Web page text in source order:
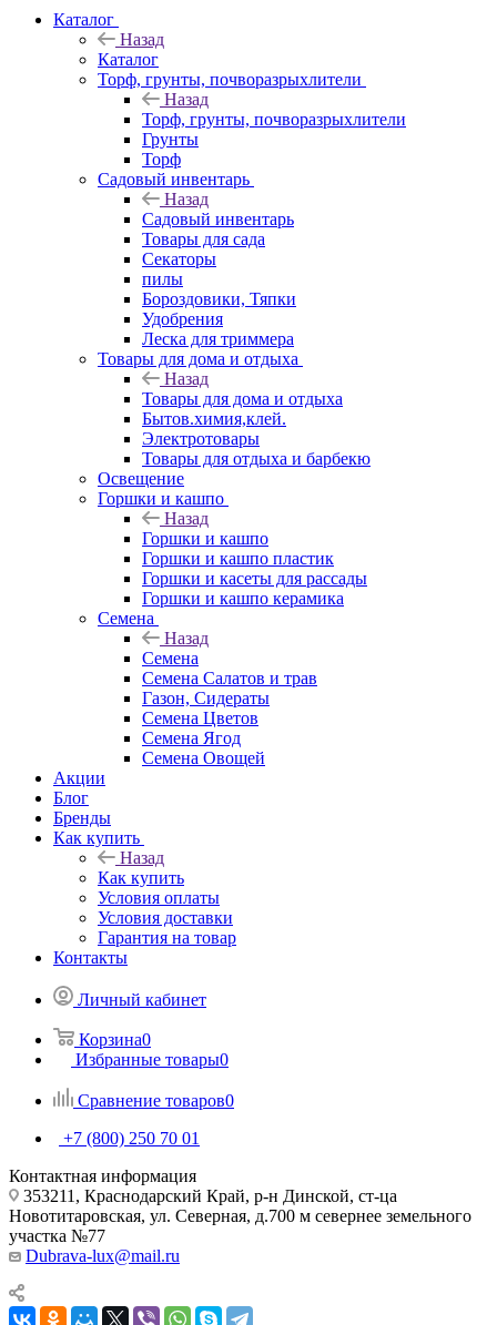
Каталог
Назад
Каталог
Торф, грунты, почворазрыхлители
Назад
Торф, грунты, почворазрыхлители
Грунты
Торф
Садовый инвентарь
Назад
Садовый инвентарь
Товары для сада
Секаторы
пилы
Бороздовики, Тяпки
Удобрения
Леска для триммера
Товары для дома и отдыха
Назад
Товары для дома и отдыха
Бытов.химия,клей.
Электротовары
Товары для отдыха и барбекю
Освещение
Горшки и кашпо
Назад
Горшки и кашпо
Горшки и кашпо пластик
Горшки и касеты для рассады
Горшки и кашпо керамика
Семена
Назад
Семена
Семена Салатов и трав
Газон, Сидераты
Семена Цветов
Семена Ягод
Семена Овощей
Акции
Блог
Бренды
Как купить
Назад
Как купить
Условия оплаты
Условия доставки
Гарантия на товар
Контакты
Личный кабинет
Корзина0
Избранные товары0
Сравнение товаров0
+7 (800) 250 70 01
Контактная информация
353211, Краснодарский Край, р-н Динской, ст-ца
Новотитаровская, ул. Северная, д.700 м севернее земельного
участка №77
Dubrava-lux@mail.ru